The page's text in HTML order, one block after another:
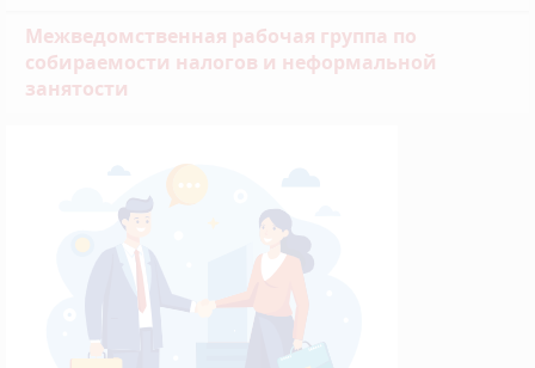
Межведомственная рабочая группа по
собираемости налогов и неформальной
занятости